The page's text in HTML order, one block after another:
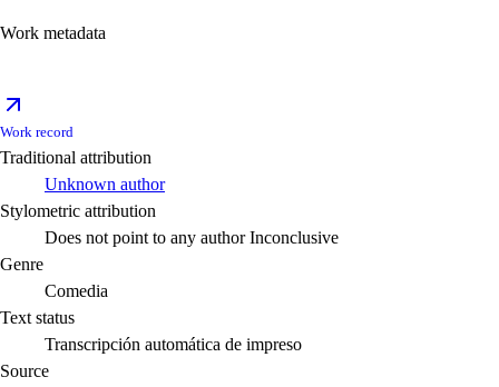
Work metadata
Work record
Traditional attribution
Unknown author
Stylometric attribution
Does not point to any author Inconclusive
Genre
Comedia
Text status
Transcripción automática de impreso
Source